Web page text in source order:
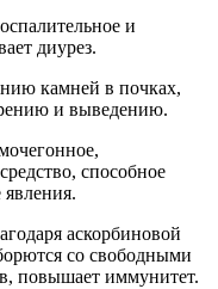
и
диурез.
камней в почках,
и выведению.
способное
явления.
аскорбиновой
со свободными
повышает иммунитет.